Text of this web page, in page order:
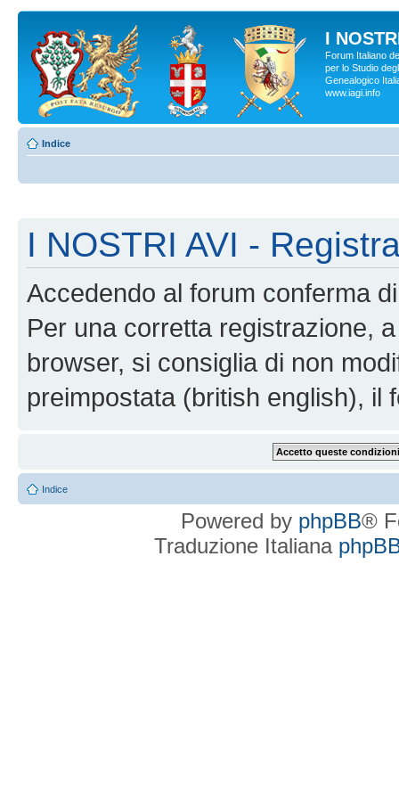
I
Forum Italiano
per lo Studio
Genealogico
www.iagi.info
Indice
I NOSTRI AVI -
Accedendo al forum conferma
Per una corretta registrazione,
browser, si consiglia di non
preimpostata (british english), il
Indice
Powered by phpBB®
Traduzione Italiana